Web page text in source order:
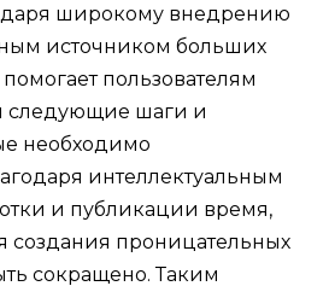
широкому внедрению
источником больших
пользователям
следующие шаги и
необходимо
интеллектуальным
и публикации время,
создания проницательных
сокращено. Таким